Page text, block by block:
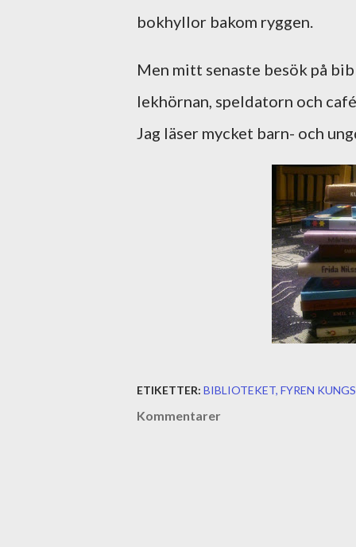
bokhyllor bakom ryggen.
Men mitt senaste besök på
lekhörnan, speldatorn och
Jag läser mycket barn- och
ETIKETTER: BIBLIOTEKET FYREN
Kommentarer